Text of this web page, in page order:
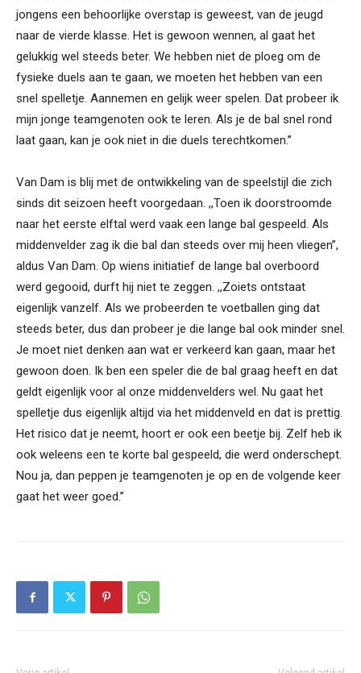
jongens een behoorlijke overstap is geweest, van de jeugd
naar de vierde klasse. Het is gewoon wennen, al gaat het
gelukkig wel steeds beter. We hebben niet de ploeg om de
fysieke duels aan te gaan, we moeten het hebben van een
snel spelletje. Aannemen en gelijk weer spelen. Dat probeer ik
mijn jonge teamgenoten ook te leren. Als je de bal snel rond
laat gaan, kan je ook niet in die duels terechtkomen.’’
Van Dam is blij met de ontwikkeling van de speelstijl die zich
sinds dit seizoen heeft voorgedaan. ,,Toen ik doorstroomde
naar het eerste elftal werd vaak een lange bal gespeeld. Als
middenvelder zag ik die bal dan steeds over mij heen vliegen’’,
aldus Van Dam. Op wiens initiatief de lange bal overboord
werd gegooid, durft hij niet te zeggen. ,,Zoiets ontstaat
eigenlijk vanzelf. Als we probeerden te voetballen ging dat
steeds beter, dus dan probeer je die lange bal ook minder snel.
Je moet niet denken aan wat er verkeerd kan gaan, maar het
gewoon doen. Ik ben een speler die de bal graag heeft en dat
geldt eigenlijk voor al onze middenvelders wel. Nu gaat het
spelletje dus eigenlijk altijd via het middenveld en dat is prettig.
Het risico dat je neemt, hoort er ook een beetje bij. Zelf heb ik
ook weleens een te korte bal gespeeld, die werd onderschept.
Nou ja, dan peppen je teamgenoten je op en de volgende keer
gaat het weer goed.’’